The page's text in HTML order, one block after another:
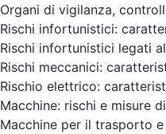
Organi di vigilanza,
Rischi infortunistici:
Rischi infortunistici legati
Rischi meccanici:
Rischio elettrico:
Macchine: rischi e misure
Macchine per il trasporto